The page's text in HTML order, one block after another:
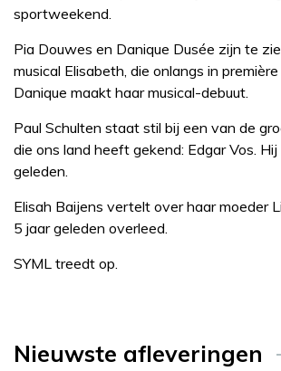
sportweekend.
Pia Douwes en Danique Dusée zijn te
musical Elisabeth, die onlangs in
Danique maakt haar musical-debuut.
Paul Schulten staat stil bij een van de
die ons land heeft gekend: Edgar Vos.
geleden.
Elisah Baijens vertelt over haar moeder
5 jaar geleden overleed.
SYML treedt op.
Nieuwste afleveringen